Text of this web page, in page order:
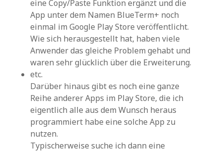
eine Copy/Paste Funktion ergänzt und die
App unter dem Namen BlueTerm+ noch
einmal im Google Play Store veröffentlicht.
Wie sich herausgestellt hat, haben viele
Anwender das gleiche Problem gehabt und
waren sehr glücklich über die Erweiterung.
etc.
Darüber hinaus gibt es noch eine ganze
Reihe anderer Apps im Play Store, die ich
eigentlich alle aus dem Wunsch heraus
programmiert habe eine solche App zu
nutzen.
Typischerweise suche ich dann eine